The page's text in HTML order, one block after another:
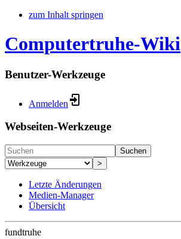
zum Inhalt springen
Computertruhe-Wiki
Benutzer-Werkzeuge
Anmelden
Webseiten-Werkzeuge
Suchen
>
Letzte Änderungen
Medien-Manager
Übersicht
fundtruhe